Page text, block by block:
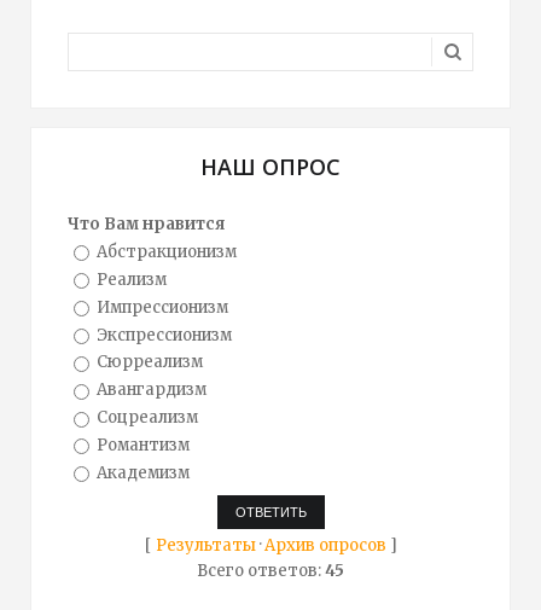
НАШ ОПРОС
Что Вам нравится
Абстракционизм
Реализм
Импрессионизм
Экспрессионизм
Сюрреализм
Авангардизм
Соцреализм
Романтизм
Академизм
[ Результаты·Архив опросов ]
Всего ответов:45